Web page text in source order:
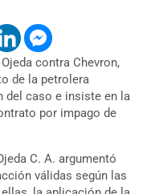
contra Chevron,
de la petrolera
del caso e insiste en la
por impago de
C. A. argumentó
válidas según las